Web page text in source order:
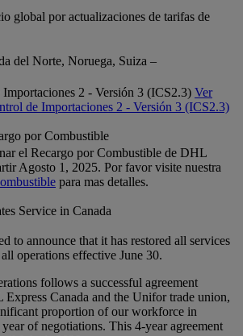
global por actualizaciones de tarifas de
del Norte, Noruega, Suiza –
Importaciones 2 - Versión 3 (ICS2.3) Ver
de Importaciones 2 - Versión 3 (ICS2.3)
por Combustible
el Recargo por Combustible de DHL
Agosto 1, 2025. Por favor visite nuestra
para mas detalles.
Service in Canada
to announce that it has restored all services
operations effective June 30.
follows a successful agreement
Express Canada and the Unifor trade union,
proportion of our workforce in
of negotiations. This 4-year agreement